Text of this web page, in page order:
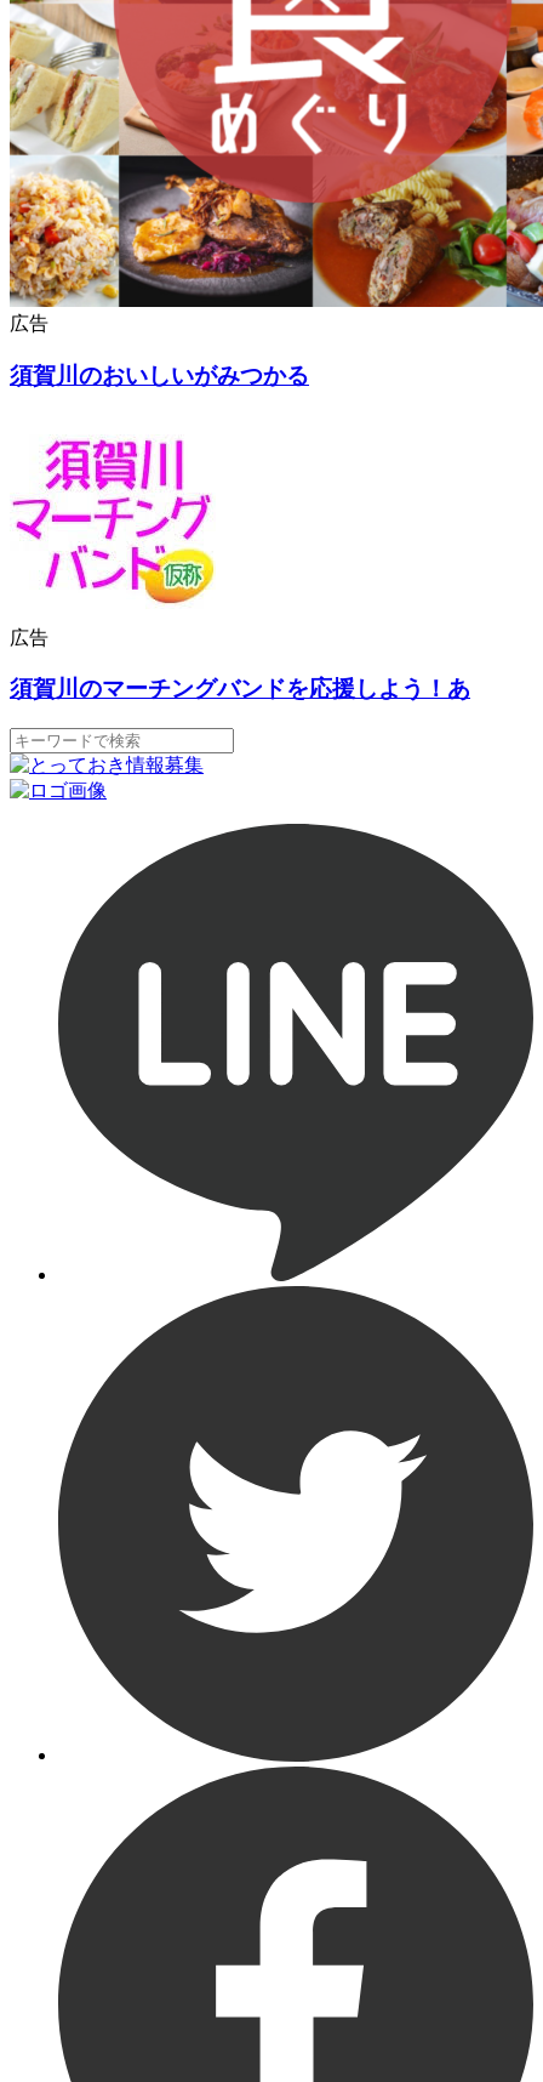
広告
須賀川のおいしいがみつかる
広告
須賀川のマーチングバンドを応援しよう！あ